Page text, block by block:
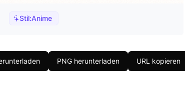
Stil:Anime
PNG herunterladen URL kopieren